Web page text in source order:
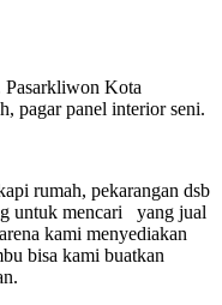
Pasarkliwon Kota
pagar panel interior seni.
rumah, pekarangan dsb
untuk mencari yang jual
kami menyediakan
bisa kami buatkan